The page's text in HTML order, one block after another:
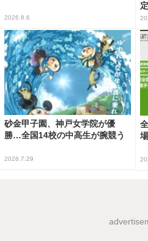
2026.8.6
砂金甲子園、神戸女学院が優
勝…全国14校の中高生が腕競う
2026.7.29